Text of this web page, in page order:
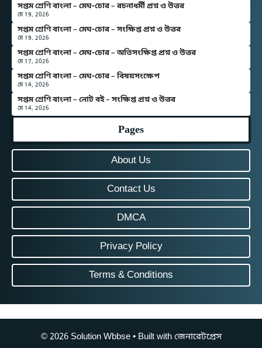
সপ্তম শ্রেণি বাংলা – মেঘ-চোর – রচনাধর্মী প্রশ্ন ও উত্তর
মে 19, 2026
সপ্তম শ্রেণি বাংলা – মেঘ-চোর – সংক্ষিপ্ত প্রশ্ন ও উত্তর
মে 19, 2026
সপ্তম শ্রেণি বাংলা – মেঘ-চোর – অতিসংক্ষিপ্ত প্রশ্ন ও উত্তর
মে 17, 2026
সপ্তম শ্রেণি বাংলা – মেঘ-চোর – বিষয়সংক্ষেপ
মে 14, 2026
সপ্তম শ্রেণি বাংলা – নোট বই – সংক্ষিপ্ত প্রশ্ন ও উত্তর
মে 14, 2026
Pages
About Us
Contact Us
DMCA
Privacy Policy
Terms & Conditions
© 2026 Solution Wbbse• Built with জেনারেটপ্রেস